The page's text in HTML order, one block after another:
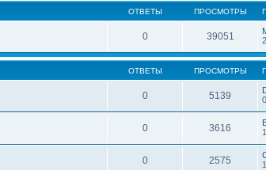
ОТВЕТЫ ПРОСМОТРЫ
0 39051
ОТВЕТЫ ПРОСМОТРЫ
0 5139
0 3616
0 2575